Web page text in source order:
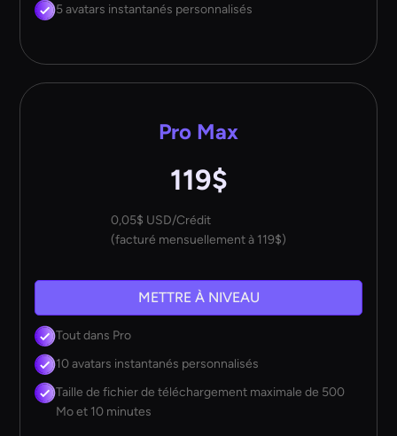
5 avatars instantanés personnalisés
Pro Max
119$
0,05$ USD/Crédit
(facturé mensuellement à 119$)
METTRE À NIVEAU
Tout dans Pro
10 avatars instantanés personnalisés
Taille de fichier de téléchargement maximale de 500
Mo et 10 minutes